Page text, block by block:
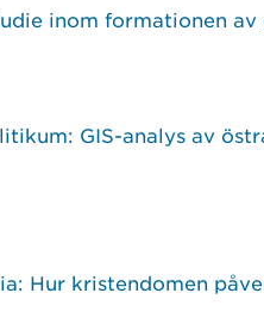
inom formationen av
GIS-analys av
Hur kristendomen